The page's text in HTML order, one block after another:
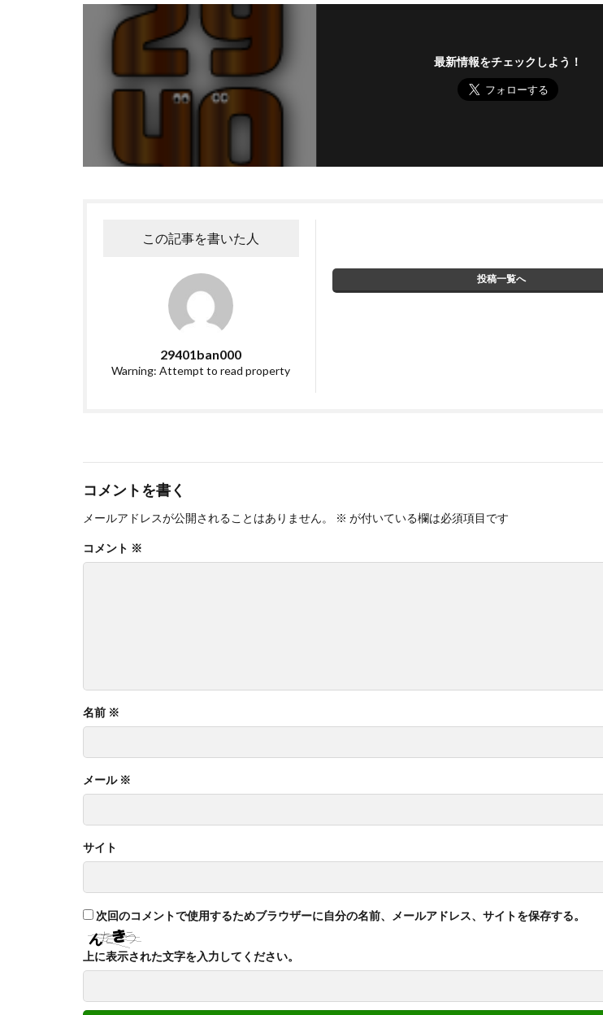
最新情報をチェックしよう！
この記事を書いた人
29401ban000
Warning: Attempt to read property
投稿一覧へ
コメントを書く
メールアドレスが公開されることはありません。 ※ が付いている欄は必須項目です
コメント ※
名前 ※
メール ※
サイト
次回のコメントで使用するためブラウザーに自分の名前、メールアドレス、サイトを保存する。
上に表示された文字を入力してください。